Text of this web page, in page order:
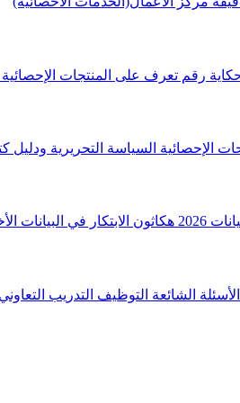
رقم تعرف على المنتجات الإحصائية
الإحصائية السياسة التحريرية ودليل
2026 هكاثون الابتكار في البيانات
الأسئلة الشائعة التوظيف التدريب التعاوني